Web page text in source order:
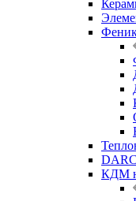
КДМ